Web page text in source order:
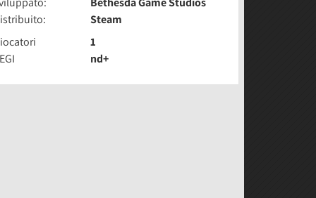
Steam
1
nd+